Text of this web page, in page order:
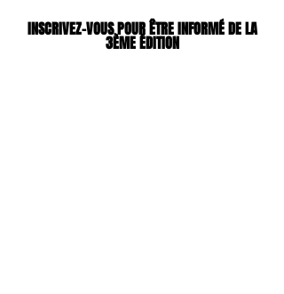
INSCRIVEZ-VOUS POUR ÊTRE INFORMÉ DE LA
3ÈME ÉDITION